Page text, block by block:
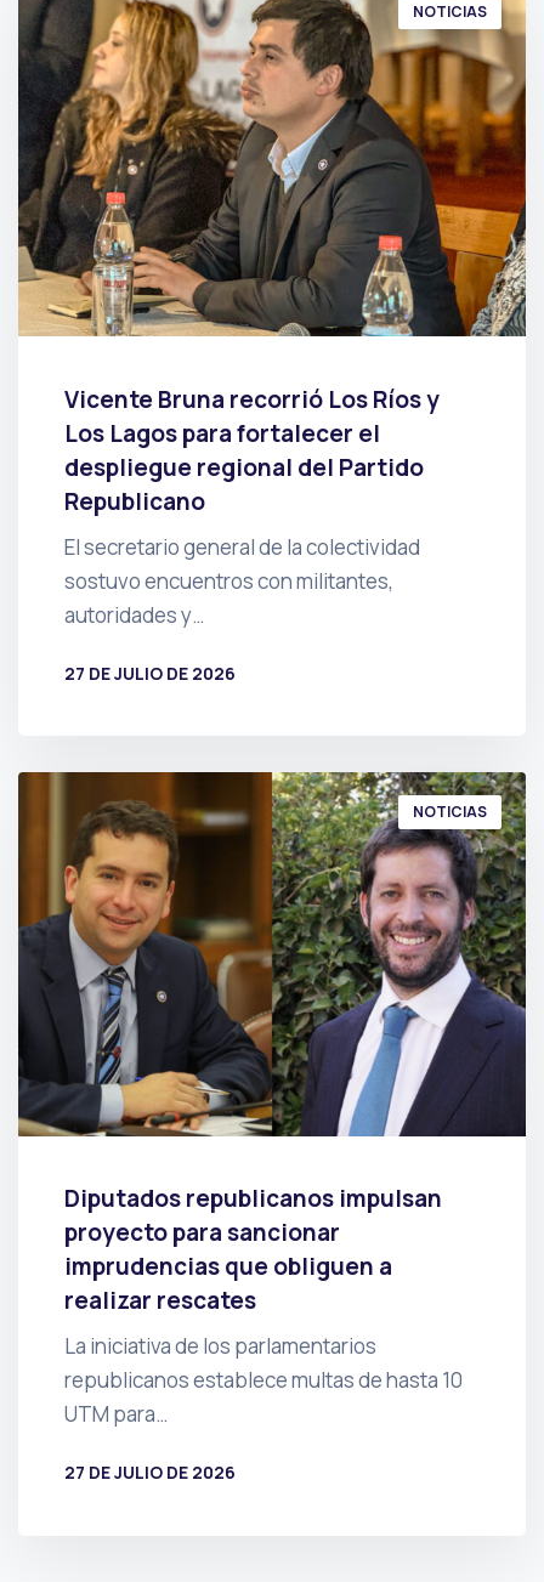
NOTICIAS
Vicente Bruna recorrió Los Ríos y
Los Lagos para fortalecer el
despliegue regional del Partido
Republicano
El secretario general de la colectividad
sostuvo encuentros con militantes,
autoridades y…
27 DE JULIO DE 2026
NOTICIAS
Diputados republicanos impulsan
proyecto para sancionar
imprudencias que obliguen a
realizar rescates
La iniciativa de los parlamentarios
republicanos establece multas de hasta 10
UTM para…
27 DE JULIO DE 2026